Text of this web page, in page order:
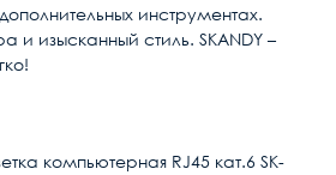
инструментах.
изысканный стиль. SKANDY –
компьютерная RJ45 кат.6 SK-